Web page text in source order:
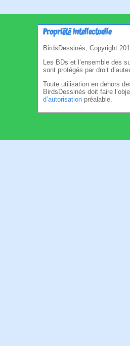
Propriété intellectuelle
BirdsDessinés, Copyright
Les BDs et l’ensemble des
sont protégés par droit
Toute utilisation en dehors
BirdsDessinés doit faire
d’autorisation préalable.